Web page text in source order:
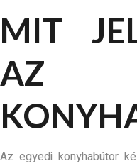
MIT
AZ
Az egyedi konyhabútor